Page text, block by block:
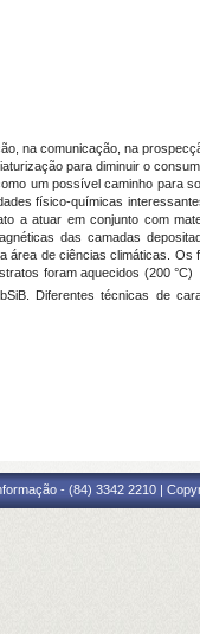
na comunicação, na
para diminuir o
um possível caminho para
físico-químicas
a atuar em conjunto com
das camadas
de ciências climáticas.
foram aquecidos (200
Diferentes técnicas de
- (84) 3342 2210 |